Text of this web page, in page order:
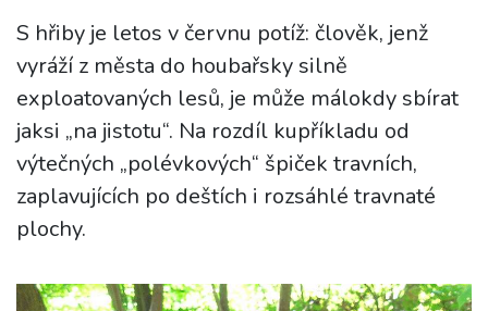
S hřiby je letos v červnu potíž: člověk, jenž
vyráží z města do houbařsky silně
exploatovaných lesů, je může málokdy sbírat
jaksi „na jistotu“. Na rozdíl kupříkladu od
výtečných „polévkových“ špiček travních,
zaplavujících po deštích i rozsáhlé travnaté
plochy.